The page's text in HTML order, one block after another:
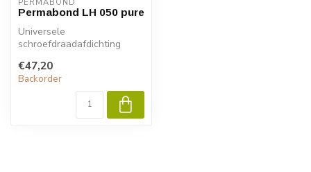
PERMABOND
Permabond LH 050 pure
Universele
schroefdraadafdichting
€47,20
Backorder